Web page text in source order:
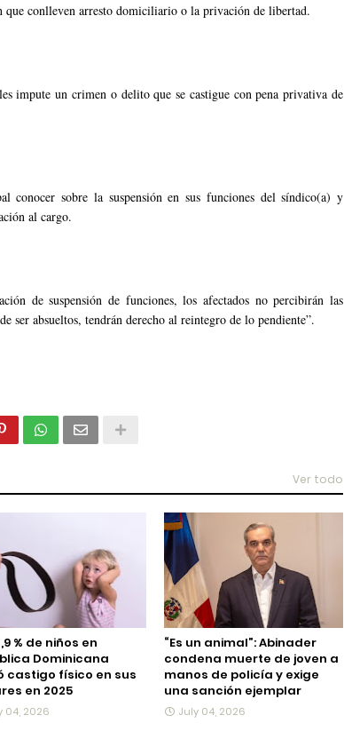
que conlleven arresto domiciliario o la privación de libertad.
impute un crimen o delito que se castigue con pena privativa de
conocer sobre la suspensión en sus funciones del síndico(a) y
al cargo.
de suspensión de funciones, los afectados no percibirán las
ser absueltos, tendrán derecho al reintegro de lo pendiente”.
Ver todo
% de niños en
Dominicana
castigo físico en sus
en 2025
04, 2026
“Es un animal”: Abinader
condena muerte de joven a
manos de policía y exige
una sanción ejemplar
July 04, 2026